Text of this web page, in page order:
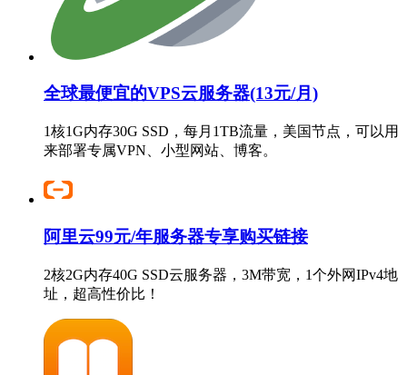
全球最便宜的VPS云服务器(13元/月)
1核1G内存30G SSD，每月1TB流量，美国节点，可以用
来部署专属VPN、小型网站、博客。
阿里云99元/年服务器专享购买链接
2核2G内存40G SSD云服务器，3M带宽，1个外网IPv4地
址，超高性价比！